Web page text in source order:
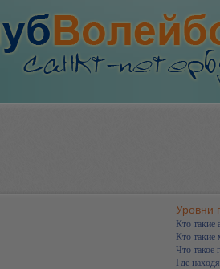
Уровни
Кто такие
Кто такие
Что такое
Где